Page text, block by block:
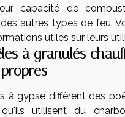
capacité de
autres types de feu.
utiles sur leurs
à granulés
à gypse diffèrent des
utilisent du